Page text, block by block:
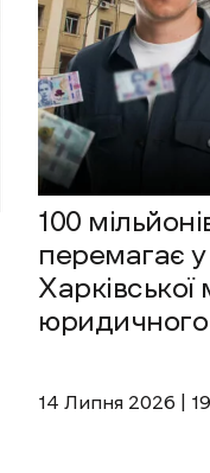
100
перемагає
Харківської
14 Липня 2026 |